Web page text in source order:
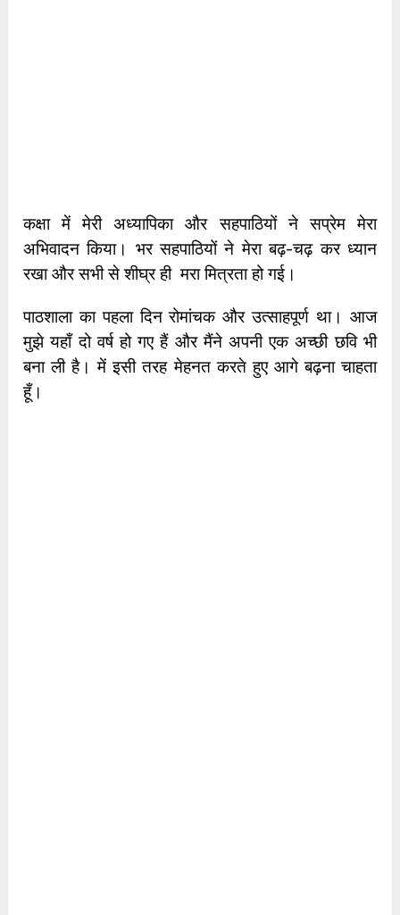
कक्षा में मेरी अध्यापिका और सहपाठियों ने सप्रेम मेरा
अभिवादन किया। भर सहपाठियों ने मेरा बढ़-चढ़ कर ध्यान
रखा और सभी से शीघ्र ही मरा मित्रता हो गई।
पाठशाला का पहला दिन रोमांचक और उत्साहपूर्ण था। आज
मुझे यहाँ दो वर्ष हो गए हैं और मैंने अपनी एक अच्छी छवि भी
बना ली है। में इसी तरह मेहनत करते हुए आगे बढ़ना चाहता
हूँ।